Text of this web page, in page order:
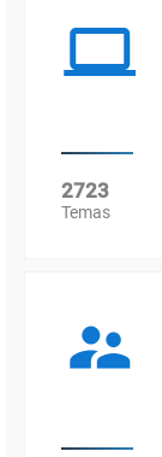
2723
Temas